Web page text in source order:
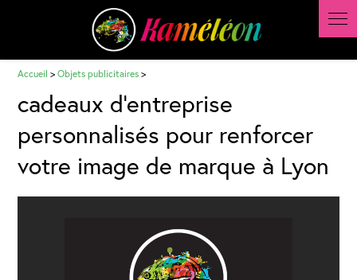
Accueil >Objets publicitaires >
cadeaux d'entreprise
personnalisés pour renforcer
votre image de marque à Lyon
Panneau de gestion des cookies